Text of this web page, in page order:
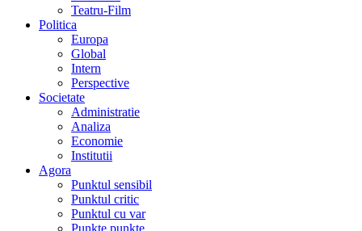
Teatru-Film
Politica
Europa
Global
Intern
Perspective
Societate
Administratie
Analiza
Economie
Institutii
Agora
Punktul sensibil
Punktul critic
Punktul cu var
Punkte punkte